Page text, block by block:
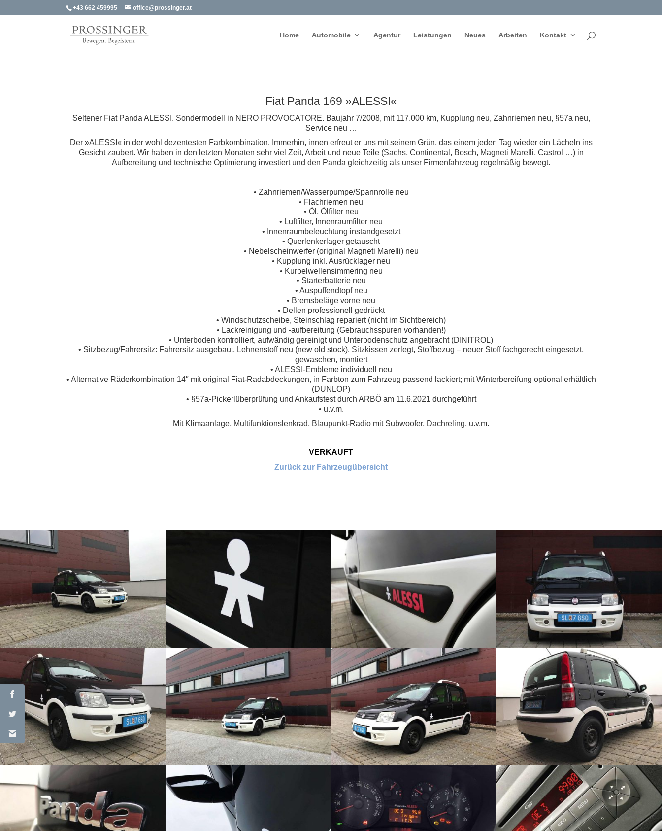
+43 662 459995 office@prossinger.at
Home Automobile Agentur Leistungen Neues Arbeiten Kontakt
Fiat Panda 169 »ALESSI«
Seltener Fiat Panda ALESSI. Sondermodell in NERO PROVOCATORE. Baujahr 7/2008, mit 117.000 km, Kupplung neu, Zahnriemen neu, §57a neu,
Service neu …
Der »ALESSI« in der wohl dezentesten Farbkombination. Immerhin, innen erfreut er uns mit seinem Grün, das einem jeden Tag wieder ein Lächeln ins
Gesicht zaubert. Wir haben in den letzten Monaten sehr viel Zeit, Arbeit und neue Teile (Sachs, Continental, Bosch, Magneti Marelli, Castrol …) in
Aufbereitung und technische Optimierung investiert und den Panda gleichzeitig als unser Firmenfahrzeug regelmäßig bewegt.
• Zahnriemen/Wasserpumpe/Spannrolle neu
• Flachriemen neu
• Öl, Ölfilter neu
• Luftfilter, Innenraumfilter neu
• Innenraumbeleuchtung instandgesetzt
• Querlenkerlager getauscht
• Nebelscheinwerfer (original Magneti Marelli) neu
• Kupplung inkl. Ausrücklager neu
• Kurbelwellensimmering neu
• Starterbatterie neu
• Auspuffendtopf neu
• Bremsbeläge vorne neu
• Dellen professionell gedrückt
• Windschutzscheibe, Steinschlag repariert (nicht im Sichtbereich)
• Lackreinigung und -aufbereitung (Gebrauchsspuren vorhanden!)
• Unterboden kontrolliert, aufwändig gereinigt und Unterbodenschutz angebracht (DINITROL)
• Sitzbezug/Fahrersitz: Fahrersitz ausgebaut, Lehnenstoff neu (new old stock), Sitzkissen zerlegt, Stoffbezug – neuer Stoff fachgerecht eingesetzt,
gewaschen, montiert
• ALESSI-Embleme individuell neu
• Alternative Räderkombination 14″ mit original Fiat-Radabdeckungen, in Farbton zum Fahrzeug passend lackiert; mit Winterbereifung optional erhältlich
(DUNLOP)
• §57a-Pickerlüberprüfung und Ankaufstest durch ARBÖ am 11.6.2021 durchgeführt
• u.v.m.
Mit Klimaanlage, Multifunktionslenkrad, Blaupunkt-Radio mit Subwoofer, Dachreling, u.v.m.
VERKAUFT
Zurück zur Fahrzeugübersicht